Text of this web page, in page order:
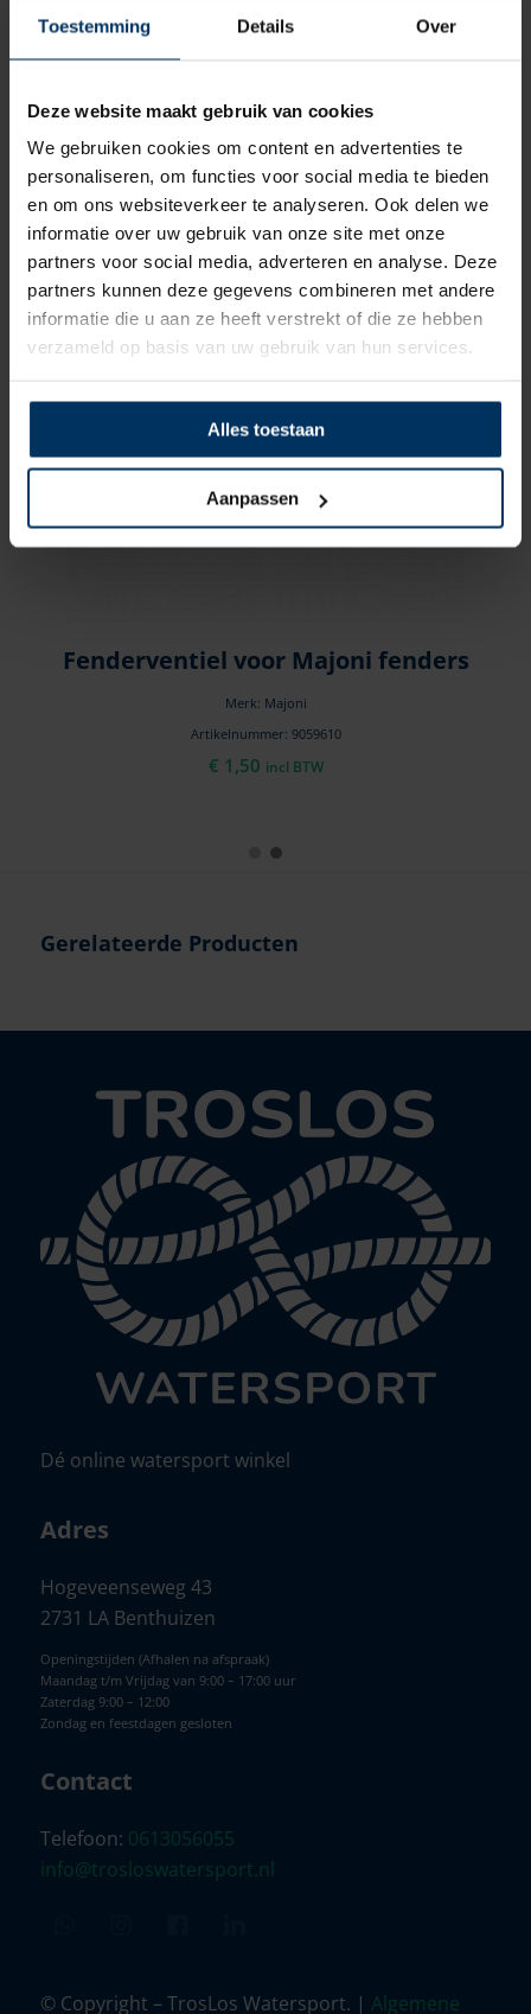
Toestemming Details Over
Deze website maakt gebruik van cookies
We gebruiken cookies om content en advertenties te
personaliseren, om functies voor social media te bieden
en om ons websiteverkeer te analyseren. Ook delen we
informatie over uw gebruik van onze site met onze
partners voor social media, adverteren en analyse. Deze
partners kunnen deze gegevens combineren met andere
informatie die u aan ze heeft verstrekt of die ze hebben
verzameld op basis van uw gebruik van hun services.
Alles toestaan
Aanpassen
goede werking blijven behouden. Ze zijn
gebruik.
Fenders worden zonder lucht geleverd.
Fenderventiel voor Majoni fenders
Merk: Majoni
Artikelnummer: 9059610
€ 1,50 incl BTW
Gerelateerde Producten
Dé online watersport winkel
Adres
Hogeveenseweg 43
2731 LA Benthuizen
Openingstijden (Afhalen na afspraak)
Maandag t/m Vrijdag van 9:00 – 17:00 uur
Zaterdag 9:00 – 12:00
Zondag en feestdagen gesloten
Contact
Telefoon: 0613056055
info@trosloswatersport.nl
© Copyright – TrosLos Watersport. | Algemene